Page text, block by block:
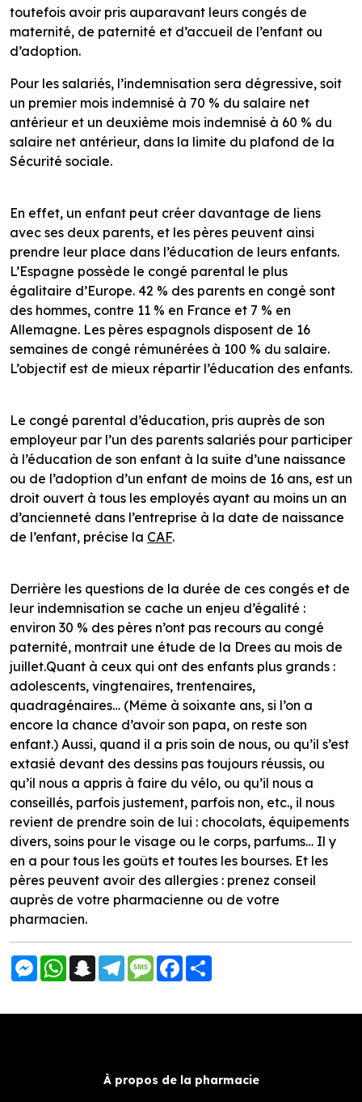
toutefois avoir pris auparavant leurs congés de
maternité, de paternité et d’accueil de l’enfant ou
d’adoption.
Pour les salariés, l’indemnisation sera dégressive, soit
un premier mois indemnisé à 70 % du salaire net
antérieur et un deuxième mois indemnisé à 60 % du
salaire net antérieur, dans la limite du plafond de la
Sécurité sociale.
En effet, un enfant peut créer davantage de liens
avec ses deux parents, et les pères peuvent ainsi
prendre leur place dans l’éducation de leurs enfants.
L’Espagne possède le congé parental le plus
égalitaire d’Europe. 42 % des parents en congé sont
des hommes, contre 11 % en France et 7 % en
Allemagne. Les pères espagnols disposent de 16
semaines de congé rémunérées à 100 % du salaire.
L’objectif est de mieux répartir l’éducation des enfants.
Le congé parental d’éducation, pris auprès de son
employeur par l’un des parents salariés pour participer
à l’éducation de son enfant à la suite d’une naissance
ou de l’adoption d’un enfant de moins de 16 ans, est un
droit ouvert à tous les employés ayant au moins un an
d’ancienneté dans l’entreprise à la date de naissance
de l’enfant, précise la CAF.
Derrière les questions de la durée de ces congés et de
leur indemnisation se cache un enjeu d’égalité :
environ 30 % des pères n’ont pas recours au congé
paternité, montrait une étude de la Drees au mois de
juillet.Quant à ceux qui ont des enfants plus grands :
adolescents, vingtenaires, trentenaires,
quadragénaires… (Même à soixante ans, si l’on a
encore la chance d’avoir son papa, on reste son
enfant.) Aussi, quand il a pris soin de nous, ou qu’il s’est
extasié devant des dessins pas toujours réussis, ou
qu’il nous a appris à faire du vélo, ou qu’il nous a
conseillés, parfois justement, parfois non, etc., il nous
revient de prendre soin de lui : chocolats, équipements
divers, soins pour le visage ou le corps, parfums… Il y
en a pour tous les goûts et toutes les bourses. Et les
pères peuvent avoir des allergies : prenez conseil
auprès de votre pharmacienne ou de votre
pharmacien.
MessengerWhatsApp
SnapchatTelegramMessageFacebook
À propos de la pharmacie